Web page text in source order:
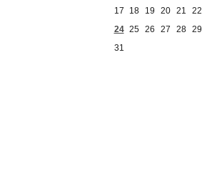
17
18 19 20 21 22
24 25 26 27 28 29
31